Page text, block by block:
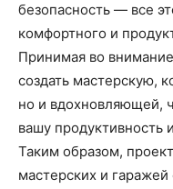
безопасность — все
комфортного и
Принимая во
создать мастерскую,
но и вдохновляющей,
вашу продуктивность
Таким образом,
мастерских и гаражей